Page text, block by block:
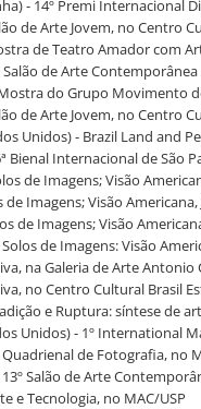
- 14º Premi Internacional
de Arte Jovem, no Centro
de Teatro Amador com
Salão de Arte
do Grupo Movimento
de Arte Jovem, no
Unidos) - Brazil Land and
Bienal Internacional de São
de Imagens; Visão
de Imagens; Visão
de Imagens; Visão
de Imagens: Visão
na Galeria de Arte Antonio
no Centro Cultural Brasil
e Ruptura: síntese de
Unidos) - 1º International
Quadrienal de Fotografia, no
13º Salão de Arte
e Tecnologia, no MAC/USP